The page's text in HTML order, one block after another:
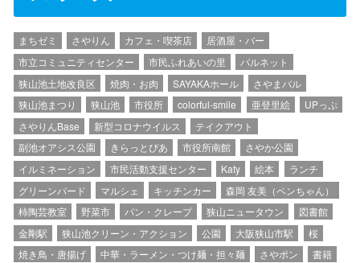
まちゼミ さやりん カフェ・喫茶店
居酒屋・バー
市立コミュニティセンター
市民ふれあいの里
パルネット
狭山池土地改良区
焼肉・お肉 SAYAKAホール
さやまバル
狭山池まつり
狭山池 市役所 colorful-smile 亜登里絵
UPっぷ
さやりんBase
新型コロナウイルス
テイクアウト
副池オアシス公園
きらっとぴあ 市役所南館
さやか公園
イルミネーション
市民活動支援センター Katy 絵本
ランチ
グリーンバード
マルシェ キッチンカー
森岡 友美（ペンちゃん）
柿陶芸教室
野菜市 パン・クレープ 狭山ニュータウン
図書館
金剛駅
狭山池クリーン・アクション 公園 大阪狭山市駅
桜
焼き鳥・唐揚げ
中華・ラーメン・つけ麺・担々麺 さやポン
書籍